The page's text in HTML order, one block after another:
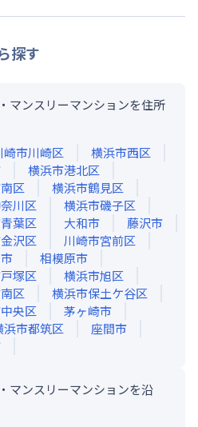
探す
マンスリーマンションを住所
崎市川崎区
横浜市西区
横浜市港北区
区
横浜市鶴見区
川区
横浜市磯子区
葉区 大和市
藤沢市
沢区
川崎市宮前区
相模原市
塚区
横浜市旭区
区
横浜市保土ケ谷区
央区
茅ヶ崎市
浜市都筑区
座間市
マンスリーマンションを沿